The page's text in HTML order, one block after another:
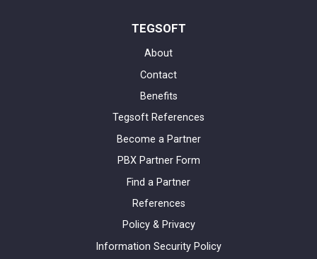
TEGSOFT
About
Contact
Benefits
Tegsoft References
Become a Partner
PBX Partner Form
Find a Partner
References
Policy & Privacy
Information Security Policy